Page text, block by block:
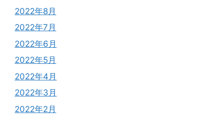
2022年8月
2022年7月
2022年6月
2022年5月
2022年4月
2022年3月
2022年2月